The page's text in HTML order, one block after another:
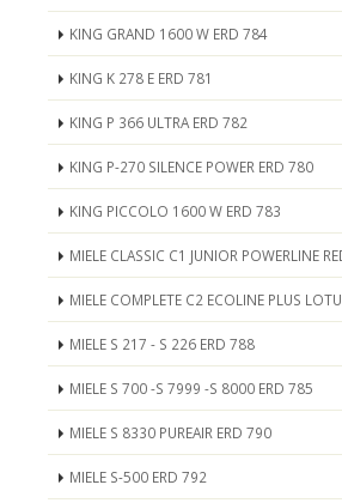
KING GRAND 1600 W ERD 784
KING K 278 E ERD 781
KING P 366 ULTRA ERD 782
KING P-270 SILENCE POWER ERD 780
KING PICCOLO 1600 W ERD 783
MIELE CLASSIC C1 JUNIOR POWERLINE
MIELE COMPLETE C2 ECOLINE PLUS
MIELE S 217 - S 226 ERD 788
MIELE S 700 -S 7999 -S 8000 ERD 785
MIELE S 8330 PUREAIR ERD 790
MIELE S-500 ERD 792